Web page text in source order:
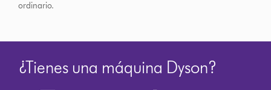
ordinario.
¿Tienes una máquina Dyson?